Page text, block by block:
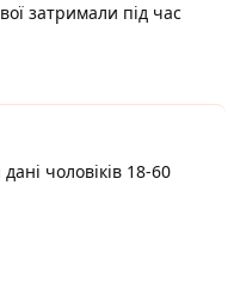
затримали під час
чоловіків 18-60